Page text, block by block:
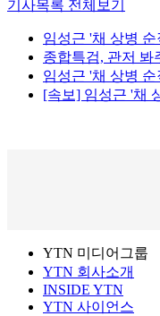
기사목록 전체보기
임성근 '채 상병
종합특검, 관저 봐
임성근 '채 상병
[속보] 임성근 '채
YTN 미디어그룹
YTN 회사소개
INSIDE YTN
YTN 사이언스